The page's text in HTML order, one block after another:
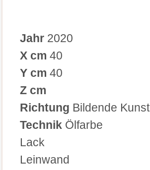
Jahr 2020
X cm 40
Y cm 40
Z cm
Richtung Bildende Kunst
Technik Ölfarbe
Lack
Leinwand